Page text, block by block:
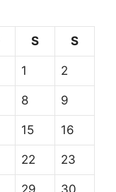
S S
1 2
8 9
15 16
22 23